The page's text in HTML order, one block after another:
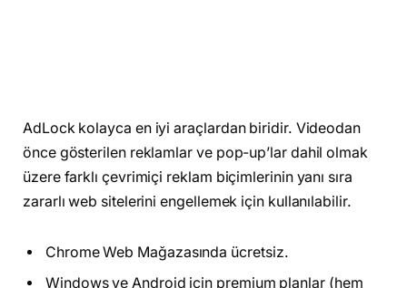
AdLock kolayca en iyi araçlardan biridir. Videodan
önce gösterilen reklamlar ve pop-up’lar dahil olmak
üzere farklı çevrimiçi reklam biçimlerinin yanı sıra
zararlı web sitelerini engellemek için kullanılabilir.
Chrome Web Mağazasında ücretsiz.
Windows ve Android için premium planlar (hem